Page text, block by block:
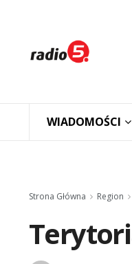
WIADOMOŚCI
Strona Główna Region